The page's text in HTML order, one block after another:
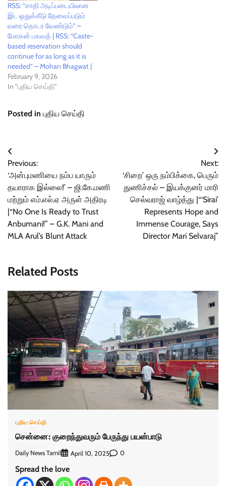
RSS: “சாதி அடிப்படையிலான
இட ஒதுக்கீடு தேவைப்படும்
வரை தொடர வேண்டும்” –
மோகன் பகவத் | RSS: “Caste-
based reservation should
continue for as long as it is
needed” – Mohan Bhagwat |
February 9, 2026
In "புதிய செய்தி"
Posted in புதிய செய்தி
Post
navigation
Previous:
‘அன்புமணியை நம்ப யாரும்
தயாராக இல்லை!’ – ஜி.கே.மணி
மற்றும் எம்.எல்.ஏ அருள் அதிரடி
|“No One Is Ready to Trust
Anbumani!” – G.K. Mani and
MLA Arul’s Blunt Attack
Next:
‘சிறை’ ஒரு நம்பிக்கை, பெரும்
துணிச்சல் – இயக்குனர் மாரி
செல்வராஜ் வாழ்த்து |“‘Sirai’
Represents Hope and
Immense Courage, Says
Director Mari Selvaraj”
Related Posts
புதிய செய்தி
சென்னை: குறைந்துவரும் பேருந்து பயன்பாடு
Daily News Tamil April 10, 2025 0
Spread the love